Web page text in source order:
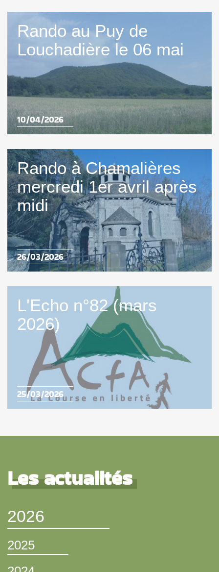
Rando au Puy de
Louchadière le 06 mai
10/04/2026
Rando à Chamalières
mercredi 1er avril après
midi
26/03/2026
L'Echo n°82 (mars
2026)
25/03/2026
Les actualités
2026
2025